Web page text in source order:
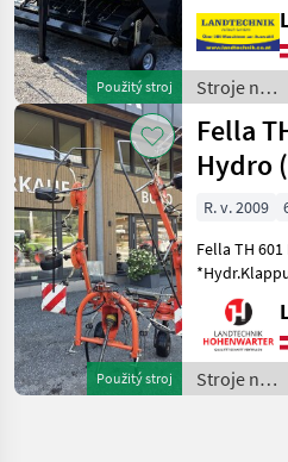
Použitý stroj
s priemerom 1,
rotor s 15
komfortné
Stroje na
zber
krmív /
New
Holland
Použitý stroj
Fella
Hydro
R. v. 2009
Fella TH
ähnliche
alternative
für Kreisler
Stroje na
zber